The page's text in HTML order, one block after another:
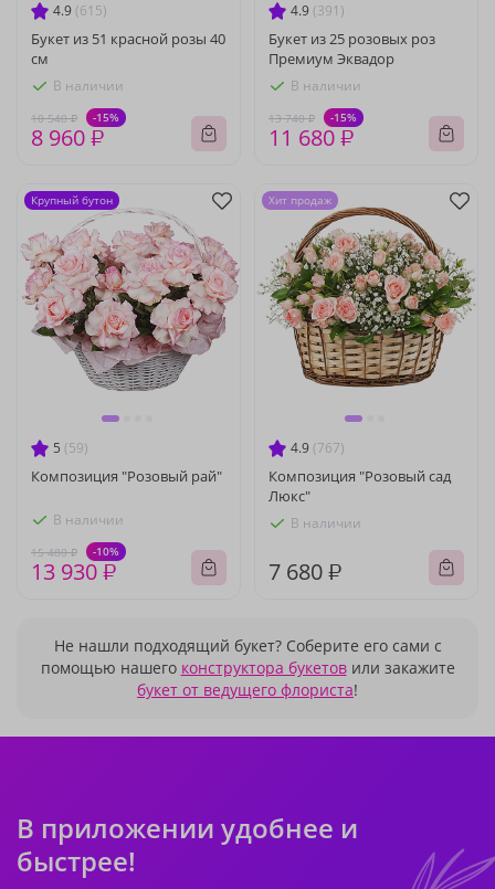
4.9 (615)
Букет из 51 красной розы 40
см
В наличии
10 540 ₽ -15%
8 960 ₽
4.9 (391)
Букет из 25 розовых роз
Премиум Эквадор
В наличии
13 740 ₽ -15%
11 680 ₽
5 (59)
Композиция "Розовый рай"
В наличии
15 480 ₽ -10%
13 930 ₽
Крупный бутон
4.9 (767)
Композиция "Розовый сад
Люкс"
В наличии
7 680 ₽
Хит продаж
Не нашли подходящий букет? Соберите его сами с
помощью нашего конструктора букетовили закажите
букет от ведущего флориста!
В приложении удобнее и
быстрее!